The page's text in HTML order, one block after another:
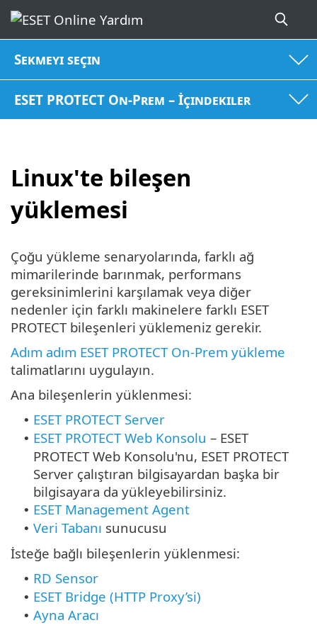
Sekmeyi seçin
ESET PROTECT On-Prem – İçindekiler
Linux'te bileşen
yüklemesi
Çoğu yükleme senaryolarında, farklı ağ
mimarilerinde barınmak, performans
gereksinimlerini karşılamak veya diğer
nedenler için farklı makinelere farklı ESET
PROTECT bileşenleri yüklemeniz gerekir.
Adım adım ESET PROTECT On-Prem yükleme
talimatlarını uygulayın.
Ana bileşenlerin yüklenmesi:
• ESET PROTECT Server
• ESET PROTECT Web Konsolu – ESET
PROTECT Web Konsolu'nu, ESET PROTECT
Server çalıştıran bilgisayardan başka bir
bilgisayara da yükleyebilirsiniz.
• ESET Management Agent
• Veri Tabanı sunucusu
İsteğe bağlı bileşenlerin yüklenmesi:
• RD Sensor
• ESET Bridge (HTTP Proxy’si)
• Ayna Aracı